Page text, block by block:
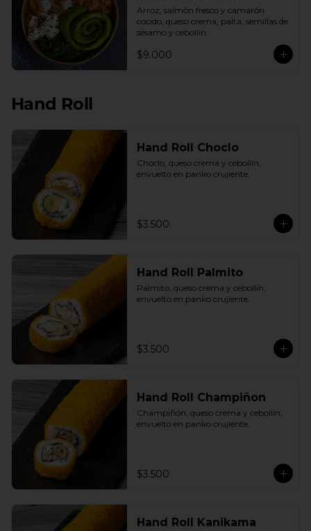
Arroz, salmón fresco y camarón
cocido, queso crema, palta, semillas de
sésamo y cebollín.
$9.000
Hand Roll
Hand Roll Choclo
Choclo, queso crema y cebollín,
envuelto en panko crujiente.
$3.500
Hand Roll Palmito
Palmito, queso crema y cebollín,
envuelto en panko crujiente.
$3.500
Hand Roll Champiñon
Champiñón, queso crema y cebollín,
envuelto en panko crujiente.
$3.500
Hand Roll Kanikama